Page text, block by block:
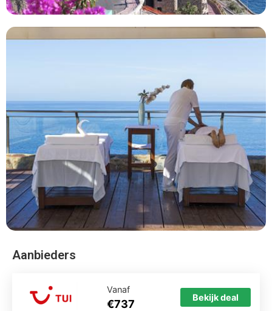
Aanbieders
Vanaf
€737 Bekijk deal